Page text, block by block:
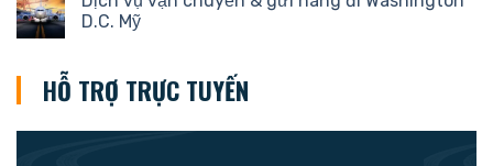
D.C. Mỹ
HỖ TRỢ TRỰC TUYẾN